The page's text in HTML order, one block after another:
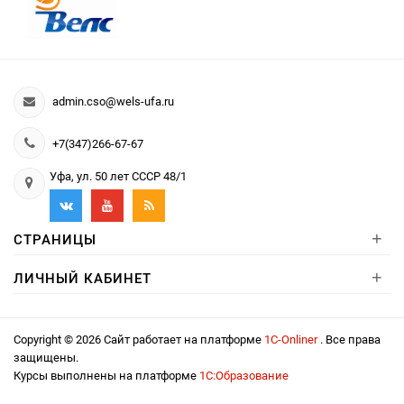
admin.cso@wels-ufa.ru
+7(347)266-67-67
Уфа, ул. 50 лет СССР 48/1
СТРАНИЦЫ +
ЛИЧНЫЙ КАБИНЕТ +
Copyright © 2026 Сайт работает на платформе 1С-Onliner . Все права
защищены.
Курсы выполнены на платформе 1С:Образование